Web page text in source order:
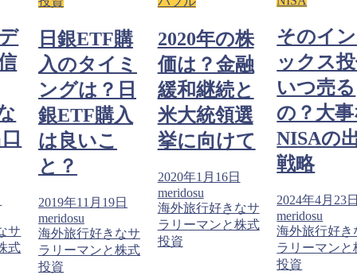
サ
式
日銀ETF購
入のタイミ
ングは？日
銀ETF購入
は良いこ
と？
2019年11月19日
meridosu
海外旅行好きなサ
ラリーマンと株式
投資
2020年の株
価は？金融
緩和継続と
米大統領選
挙に向けて
2020年1月16日
meridosu
海外旅行好きなサ
ラリーマンと株式
投資
そのイ
ックス
いつ売る
の？大
NISAの
戦略
2024年4月23
meridosu
海外旅行好き
ラリーマンと
投資